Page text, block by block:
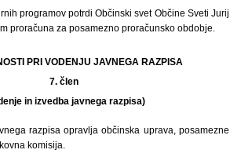
programov potrdi Občinski svet Občine Sveti Jurij
proračuna za posamezno proračunsko obdobje.
PRI VODENJU JAVNEGA RAZPISA
7. člen
in izvedba javnega razpisa)
razpisa opravlja občinska uprava, posamezne
komisija.